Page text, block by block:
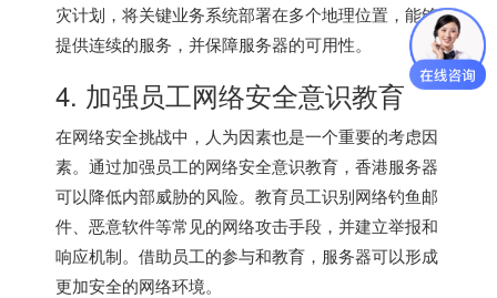
灾计划，将关键业务系统部署在多个地理位置，能够
提供连续的服务，并保障服务器的可用性。
4. 加强员工网络安全意识教育
在网络安全挑战中，人为因素也是一个重要的考虑因
素。通过加强员工的网络安全意识教育，香港服务器
可以降低内部威胁的风险。教育员工识别网络钓鱼邮
件、恶意软件等常见的网络攻击手段，并建立举报和
响应机制。借助员工的参与和教育，服务器可以形成
更加安全的网络环境。